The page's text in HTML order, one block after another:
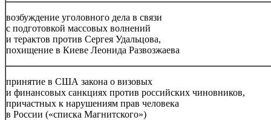
возбуждение уголовного дела в связи
с подготовкой массовых волнений
и терактов против Сергея Удальцова,
похищение в Киеве Леонида Развозжаева
принятие в США закона о визовых
и финансовых санкциях против российских чиновников,
причастных к нарушениям прав человека
в России («списка Магнитского»)